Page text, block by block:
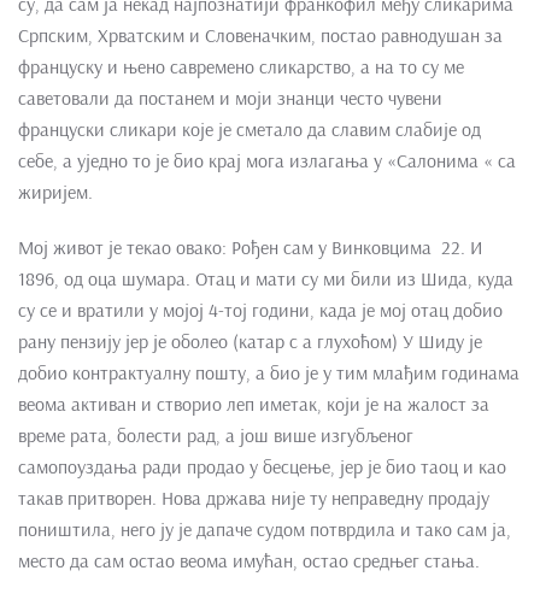
Српским, Хрватским и Словеначким, постао равнодушан за
француску и њено савремено сликарство, а на то су ме
саветовали да постанем и моји знанци често чувени
француски сликари које је сметало да славим слабије од
себе, а уједно то је био крај мога излагања у «Салонима « са
жиријем.
Мој живот је текао овако: Рођен сам у Винковцима 22. И
1896, од оца шумара. Отац и мати су ми били из Шида, куда
су се и вратили у мојој 4-тој години, када је мој отац добио
рану пензију јер је оболео (катар с а глухоћом) У Шиду је
добио контрактуалну пошту, а био је у тим млађим годинама
веома активан и створио леп иметак, који је на жалост за
време рата, болести рад, а још више изгубљеног
самопоуздања ради продао у бесцење, јер је био таоц и као
такав притворен. Нова држава није ту неправедну продају
поништила, него ју је дапаче судом потврдила и тако сам ја,
место да сам остао веома имућан, остао средњег стања.